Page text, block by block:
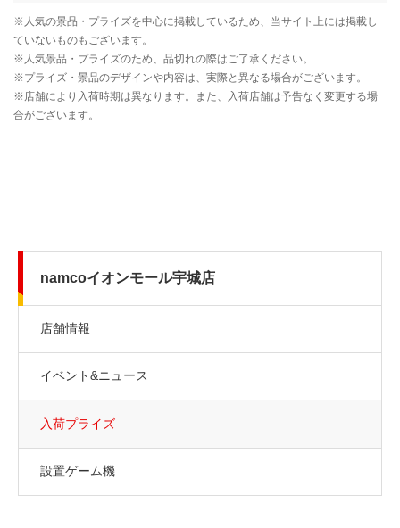
namcoイオンモール宇城店
店舗情報
イベント&ニュース
入荷プライズ
設置ゲーム機